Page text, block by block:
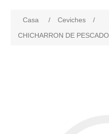
Casa / Ceviches
/
CHICHARRON DE PESCADO